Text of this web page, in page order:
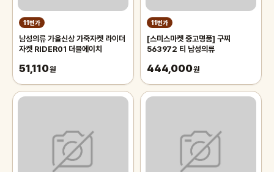
11번가
남성의류 가을신상 가죽자켓 라이더
자켓 RIDER01 더블에이치
51,110원
11번가
[스미스마켓 중고명품] 구찌
563972 티 남성의류
444,000원